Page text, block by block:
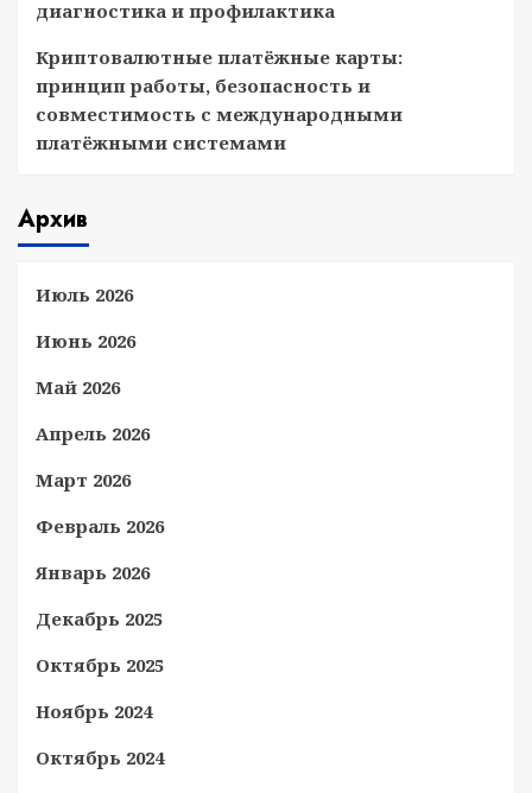
диагностика и профилактика
Криптовалютные платёжные карты:
принцип работы, безопасность и
совместимость с международными
платёжными системами
Архив
Июль 2026
Июнь 2026
Май 2026
Апрель 2026
Март 2026
Февраль 2026
Январь 2026
Декабрь 2025
Октябрь 2025
Ноябрь 2024
Октябрь 2024